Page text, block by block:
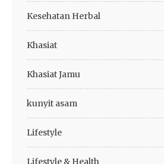
Kesehatan Herbal
Khasiat
Khasiat Jamu
kunyit asam
Lifestyle
Lifestyle & Health